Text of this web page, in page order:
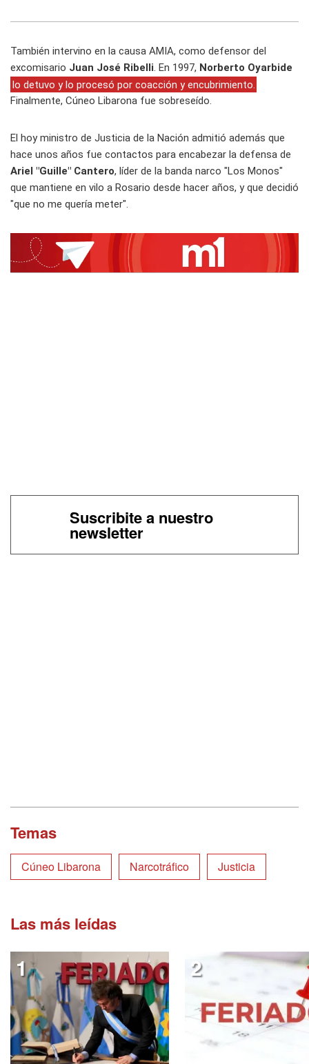
También intervino en la causa AMIA, como defensor del
excomisario Juan José Ribelli. En 1997, Norberto Oyarbide
lo detuvo y lo procesó por coacción y encubrimiento.
Finalmente, Cúneo Libarona fue sobreseído.
El hoy ministro de Justicia de la Nación admitió además que
hace unos años fue contactos para encabezar la defensa de
Ariel "Guille" Cantero, líder de la banda narco "Los Monos"
que mantiene en vilo a Rosario desde hacer años, y que decidió
"que no me quería meter".
Suscribite a nuestro
newsletter
Temas
Cúneo Libarona Narcotráfico Justicia
Las más leídas